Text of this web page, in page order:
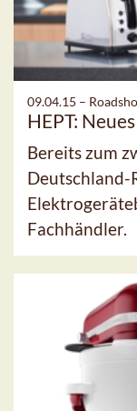
09.04.15 –
HEPT:
Bereits zum
Deutschland-
Fachhändler.